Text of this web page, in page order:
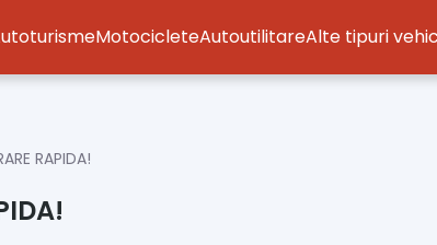
MotocicleteAutoutilitareAlte tipuri
RAPIDA!